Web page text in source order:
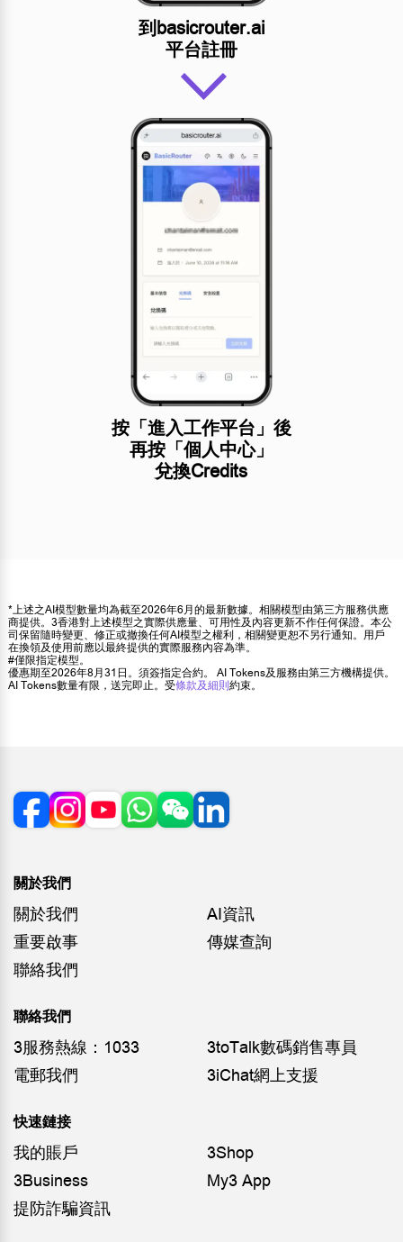
到basicrouter.ai
平台註冊
按「進入工作平台」後
再按「個人中心」
兌換Credits
*上述之AI模型數量均為截至2026年6月的最新數據。相關模型由第三方服務供應
商提供。3香港對上述模型之實際供應量、可用性及內容更新不作任何保證。本公
司保留隨時變更、修正或撤換任何AI模型之權利，相關變更恕不另行通知。用戶
在換領及使用前應以最終提供的實際服務內容為準。
#僅限指定模型。
優惠期至2026年8月31日。須簽指定合約。 AI Tokens及服務由第三方機構提供。
AI Tokens數量有限，送完即止。受條款及細則 約束。
關於我們
關於我們
AI資訊
重要啟事
傳媒查詢
聯絡我們
聯絡我們
3服務熱線：1033
3toTalk數碼銷售專員
電郵我們
3iChat網上支援
快速鏈接
我的賬戶
3Shop
3Business
My3 App
提防詐騙資訊